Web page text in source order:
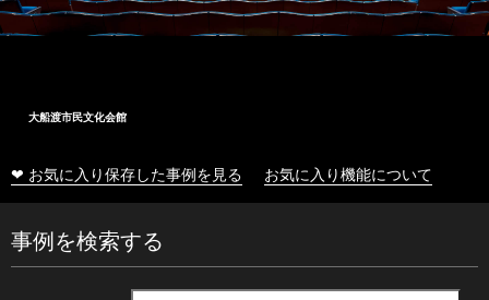
大船渡市民文化会館
❤ お気に入り保存した事例を見る お気に入り機能について
事例を検索する